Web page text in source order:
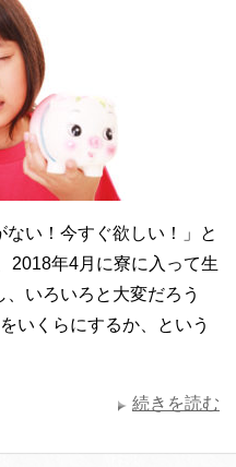
い！今すぐ欲しい！」と
2018年4月に寮に入って生
いろいろと大変だろう
いくらにするか、という
続きを読む